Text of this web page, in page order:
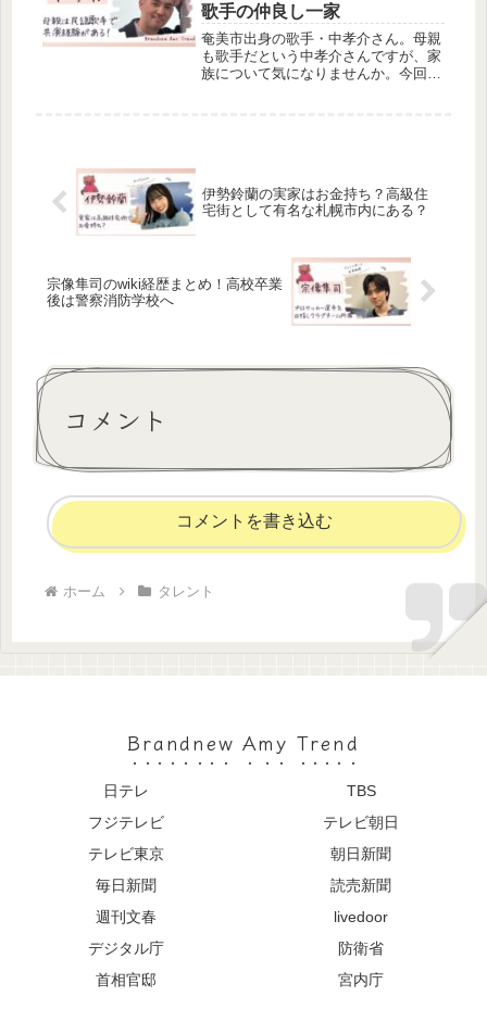
歌手の仲良し一家
奄美市出身の歌手・中孝介さん。母親
も歌手だという中孝介さんですが、家
族について気になりませんか。今回
伊勢鈴蘭の実家はお金持ち？高級住
宅街として有名な札幌市内にある？
宗像隼司のwiki経歴まとめ！高校卒業
後は警察消防学校へ
コメント
コメントを書き込む
ホーム タレント
Brandnew Amy Trend
日テレ
TBS
フジテレビ
テレビ朝日
テレビ東京
朝日新聞
毎日新聞
読売新聞
週刊文春
livedoor
デジタル庁
防衛省
首相官邸
宮内庁